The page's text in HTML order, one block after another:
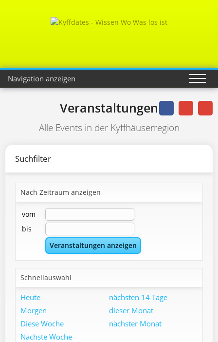
Navigation anzeigen
Veranstaltungen
Alle Events in der Kyffhäuserregion
Suchfilter
Nach Zeitraum anzeigen
vom
bis
Schnellauswahl
Heute
Morgen
Diese Woche
Nächste Woche
nächsten 14 Tage
dieser Monat
nächster Monat